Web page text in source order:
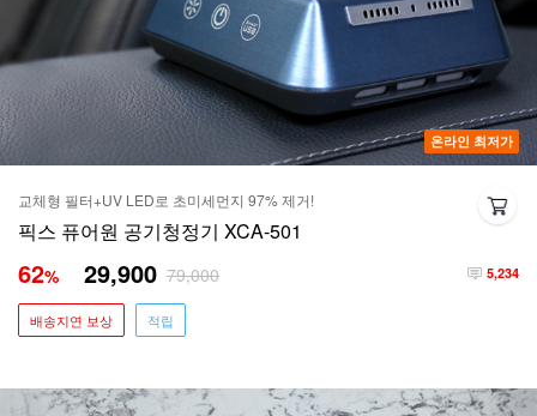
온라인 최저가
교체형 필터+UV LED로 초미세먼지 97% 제거!
픽스 퓨어원 공기청정기 XCA-501
5,234
62% 29,900 79,000
배송지연 보상 적립